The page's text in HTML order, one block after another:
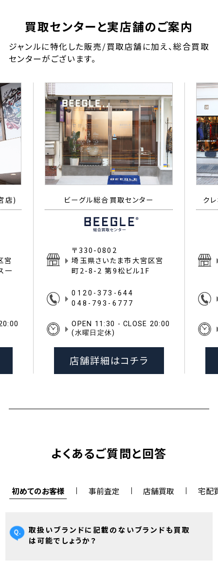
買取センターと実店舗のご案内
ジャンルに特化した販売/買取店舗に加え、総合買取
センターがございます。
店)
宮
一
ビーグル総合買取センター
〒330-0802
埼玉県さいたま市大宮区宮
町2-8-2 第9松ビル1F
0120-373-644
048-793-6777
OPEN 11:30 - CLOSE 20:00
(水曜日定休)
店舗詳細はコチラ
ク
よくあるご質問と回答
初めてのお客様 事前査定 店舗買取 宅配
取扱いブランドに記載のないブランドも買取
は可能でしょうか？